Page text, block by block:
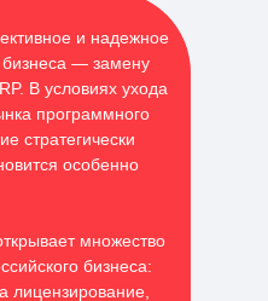
и надежное
— замену
В условиях ухода
программного
стратегически
особенно
множество
бизнеса:
лицензирование,